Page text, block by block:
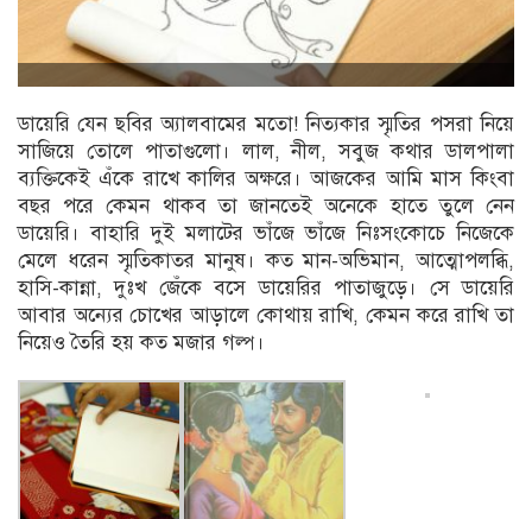
ডায়েরি যেন ছবির অ্যালবামের মতো! নিত্যকার স্মৃতির পসরা নিয়ে
সাজিয়ে তোলে পাতাগুলো। লাল, নীল, সবুজ কথার ডালপালা
ব্যক্তিকেই এঁকে রাখে কালির অক্ষরে। আজকের আমি মাস কিংবা
বছর পরে কেমন থাকব তা জানতেই অনেকে হাতে তুলে নেন
ডায়েরি। বাহারি দুই মলাটের ভাঁজে ভাঁজে নিঃসংকোচে নিজেকে
মেলে ধরেন স্মৃতিকাতর মানুষ। কত মান-অভিমান, আত্মোপলব্ধি,
হাসি-কান্না, দুঃখ জেঁকে বসে ডায়েরির পাতাজুড়ে। সে ডায়েরি
আবার অন্যের চোখের আড়ালে কোথায় রাখি, কেমন করে রাখি তা
নিয়েও তৈরি হয় কত মজার গল্প।